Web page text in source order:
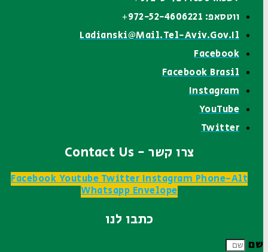
ווטסאפ: 972-52-4606221+
Ladianski@mail.tel-Aviv.gov.il
Facebook
Facebook Brasil
Instagram
YouTube
Twitter
צרו קשר - Contact Us
FacebookYoutubeTwitterInstagramPhone-Alt
WhatsappEnvelope
כתבו לנו
שם